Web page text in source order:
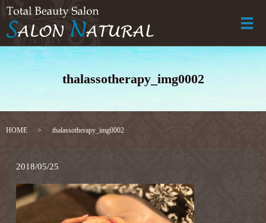
メ
thalassotherapy_img0002
HOME thalassotherapy_img0002
2018/05/25